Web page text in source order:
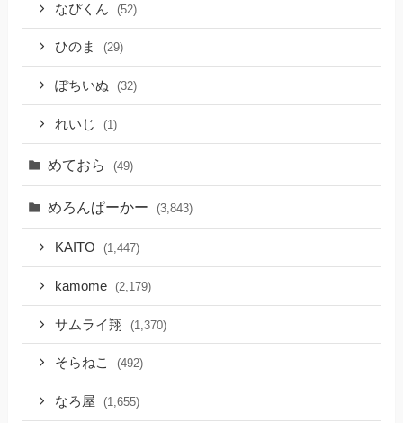
なぴくん (52)
ひのま (29)
ぽちいぬ (32)
れいじ (1)
めておら (49)
めろんぱーかー (3,843)
KAITO (1,447)
kamome (2,179)
サムライ翔 (1,370)
そらねこ (492)
なろ屋 (1,655)